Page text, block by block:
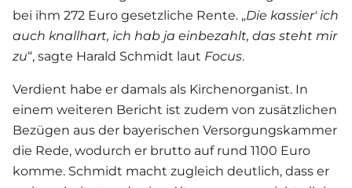
bei ihm 272 Euro gesetzliche Rente. „Die kassier' ich
auch knallhart, ich hab ja einbezahlt, das steht mir
zu“, sagte Harald Schmidt laut Focus.
Verdient habe er damals als Kirchenorganist. In
einem weiteren Bericht ist zudem von zusätzlichen
Bezügen aus der bayerischen Versorgungskammer
die Rede, wodurch er brutto auf rund 1100 Euro
komme. Schmidt macht zugleich deutlich, dass er